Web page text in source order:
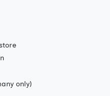
only)